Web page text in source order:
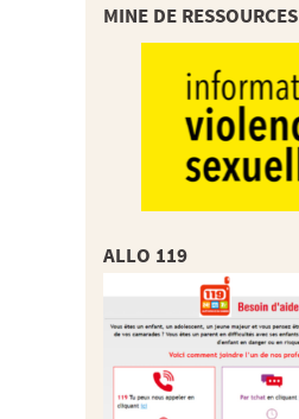
MINE DE RESSOURCES
ALLO 119